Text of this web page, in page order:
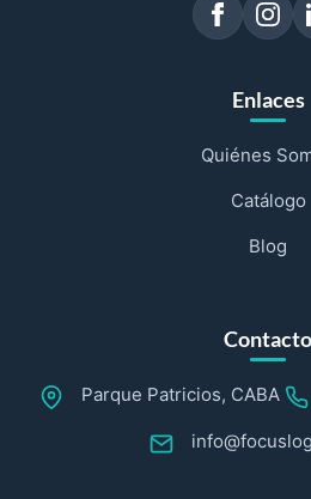
Enlaces
Quiénes
Catálogo
Blog
Contacto
Parque Patricios, CABA